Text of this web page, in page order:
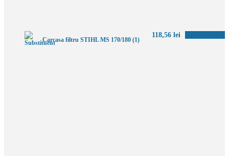
Carcasa filtru STIHL MS 170/180 (1)
118,56 lei